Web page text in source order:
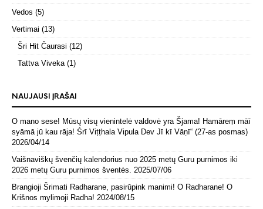
Vedos (5)
Vertimai (13)
Šri Hit Čaurasi (12)
Tattva Viveka(1)
NAUJAUSI ĮRAŠAI
O mano sese! Mūsų visų vienintelė valdovė yra Šjama! Hamāreṃ māī
syāmā jū kau rāja! Śrī Viṭṭhala Vipula Dev Jī kī Vāṇī“ (27-as posmas)
2026/04/14
Vaišnaviškų švenčių kalendorius nuo 2025 metų Guru purnimos iki
2026 metų Guru purnimos šventės. 2025/07/06
Brangioji Šrimati Radharane, pasirūpink manimi! O Radharane! O
Krišnos mylimoji Radha! 2024/08/15